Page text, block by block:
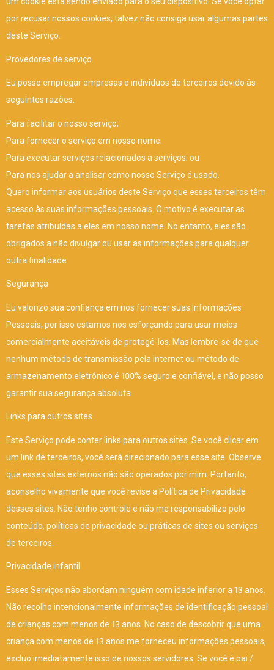
por recusar nossos cookies, talvez não consiga usar algumas partes
deste Serviço.
Provedores de serviço
Eu posso empregar empresas e indivíduos de terceiros devido às
seguintes razões:
Para facilitar o nosso serviço;
Para fornecer o serviço em nosso nome;
Para executar serviços relacionados a serviços; ou
Para nos ajudar a analisar como nosso Serviço é usado.
Quero informar aos usuários deste Serviço que esses terceiros têm
acesso às suas informações pessoais. O motivo é executar as
tarefas atribuídas a eles em nosso nome. No entanto, eles são
obrigados a não divulgar ou usar as informações para qualquer
outra finalidade.
Segurança
Eu valorizo sua confiança em nos fornecer suas Informações
Pessoais, por isso estamos nos esforçando para usar meios
comercialmente aceitáveis de protegê-los. Mas lembre-se de que
nenhum método de transmissão pela Internet ou método de
armazenamento eletrônico é 100% seguro e confiável, e não posso
garantir sua segurança absoluta.
Links para outros sites
Este Serviço pode conter links para outros sites. Se você clicar em
um link de terceiros, você será direcionado para esse site. Observe
que esses sites externos não são operados por mim. Portanto,
aconselho vivamente que você revise a Política de Privacidade
desses sites. Não tenho controle e não me responsabilizo pelo
conteúdo, políticas de privacidade ou práticas de sites ou serviços
de terceiros.
Privacidade infantil
Esses Serviços não abordam ninguém com idade inferior a 13 anos.
Não recolho intencionalmente informações de identificação pessoal
de crianças com menos de 13 anos. No caso de descobrir que uma
criança com menos de 13 anos me forneceu informações pessoais,
excluo imediatamente isso de nossos servidores. Se você é pai /